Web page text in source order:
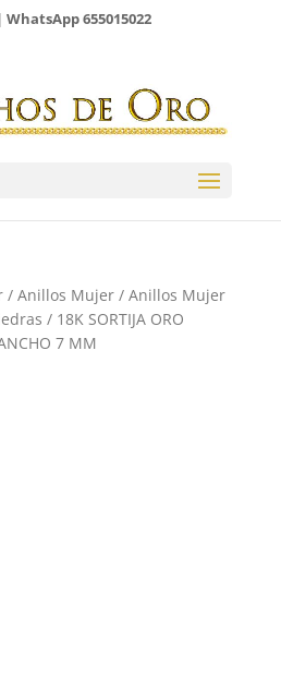
| WhatsApp655015022
/ Anillos Mujer/ Anillos Mujer
/ 18K SORTIJA ORO
7 MM